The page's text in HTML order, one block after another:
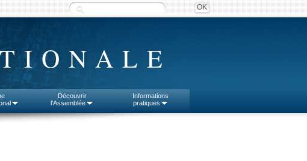
Découvrir
l'Assemblée
Informations
pratiques